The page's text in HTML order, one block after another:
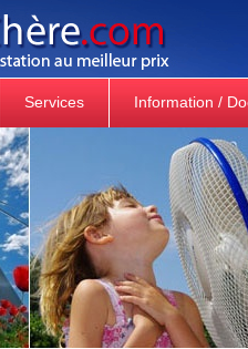
Services Information /